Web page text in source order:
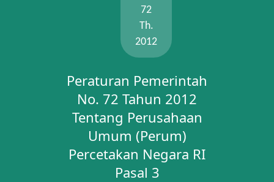
72
Th.
2012
Peraturan Pemerintah
No. 72 Tahun 2012
Tentang Perusahaan
Umum (Perum)
Percetakan Negara RI
Pasal 3